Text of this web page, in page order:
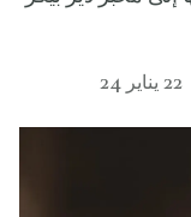
22 يناير 24